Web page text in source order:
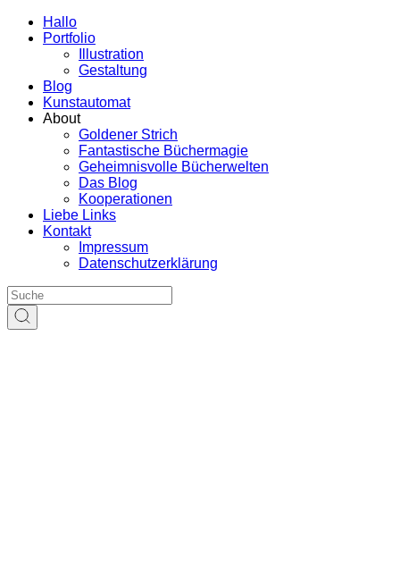
Hallo
Portfolio
Illustration
Gestaltung
Blog
Kunstautomat
About
Goldener Strich
Fantastische Büchermagie
Geheimnisvolle Bücherwelten
Das Blog
Kooperationen
Liebe Links
Kontakt
Impressum
Datenschutzerklärung